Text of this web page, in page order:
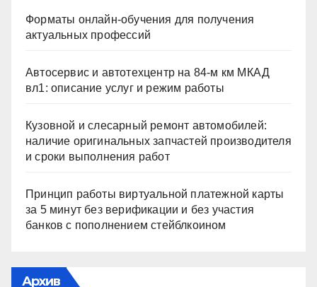
Форматы онлайн-обучения для получения
актуальных профессий
Автосервис и автотехцентр на 84-м км МКАД
вл1: описание услуг и режим работы
Кузовной и слесарный ремонт автомобилей:
наличие оригинальных запчастей производителя
и сроки выполнения работ
Принцип работы виртуальной платежной карты
за 5 минут без верификации и без участия
банков с пополнением стейблкоином
Архив